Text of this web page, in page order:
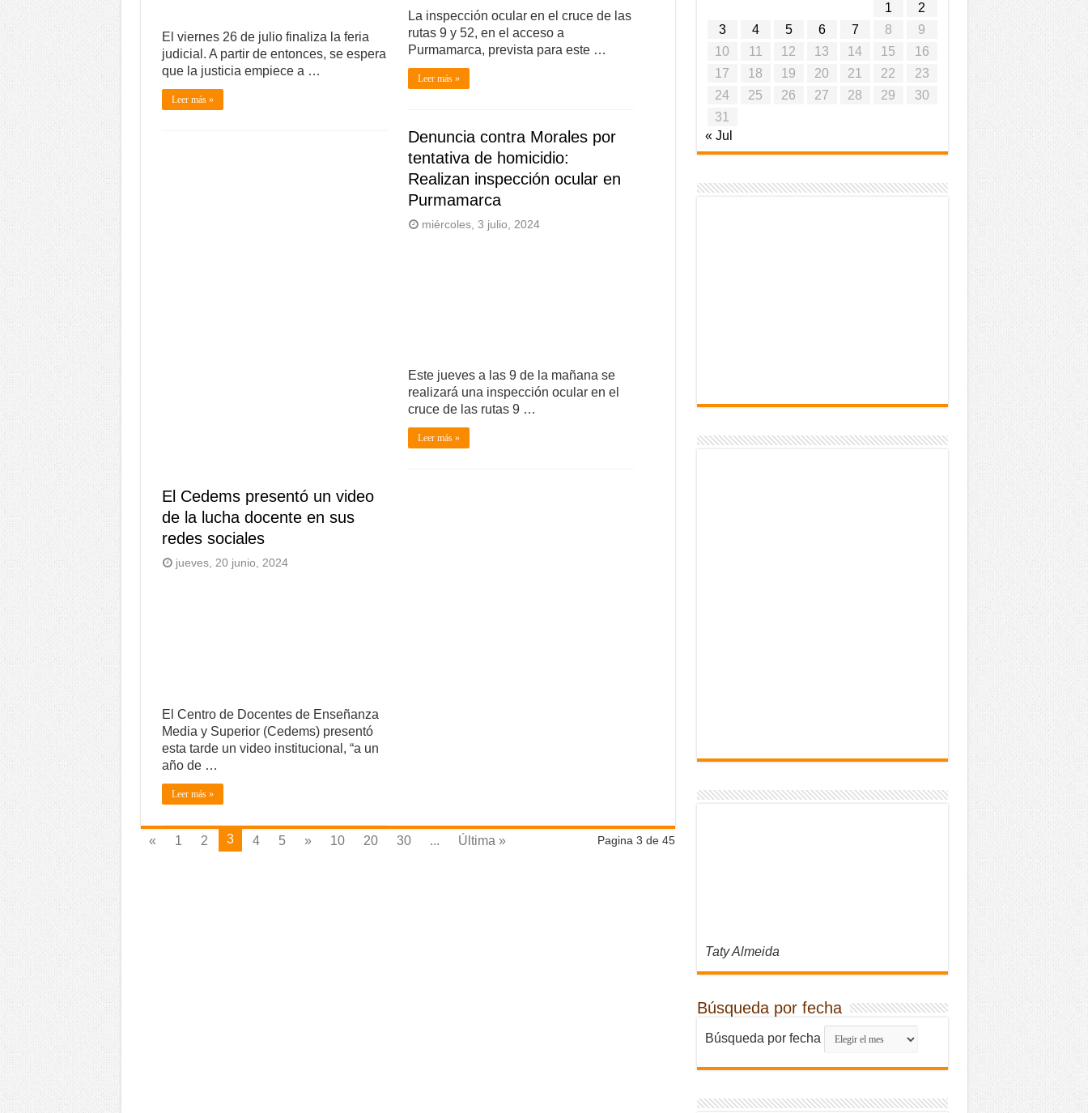
El viernes 26 de julio finaliza la feria
judicial. A partir de entonces, se espera
que la justicia empiece a …
Leer más »
La inspección ocular en el cruce de las
rutas 9 y 52, en el acceso a
Purmamarca, prevista para este …
Leer más »
Denuncia contra Morales por
tentativa de homicidio:
Realizan inspección ocular en
Purmamarca
miércoles, 3 julio, 2024
Este jueves a las 9 de la mañana se
realizará una inspección ocular en el
cruce de las rutas 9 …
Leer más »
El Cedems presentó un video
de la lucha docente en sus
redes sociales
jueves, 20 junio, 2024
El Centro de Docentes de Enseñanza
Media y Superior (Cedems) presentó
esta tarde un video institucional, “a un
año de …
Leer más »
Pagina 3 de 45
« 1 2 3 4 5 » 10 20 30 ... Última »
1
2
3
4 5 6 7 8
9
10
11 12 13 14 15
16
17
18 19 20 21 22
23
24
25 26 27 28 29
30
31
« Jul
Taty Almeida
Búsqueda por fecha
Búsqueda por fecha